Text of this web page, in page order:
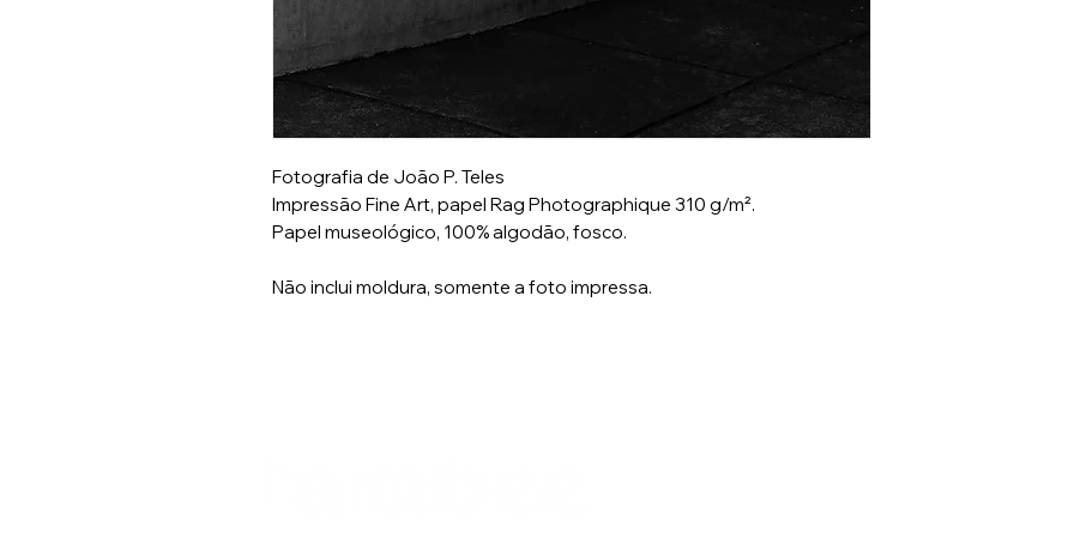
Fotografia de João P. Teles
Impressão Fine Art, papel Rag Photographique 310 g/m².
Papel museológico, 100% algodão, fosco.
Não inclui moldura, somente a foto impressa.